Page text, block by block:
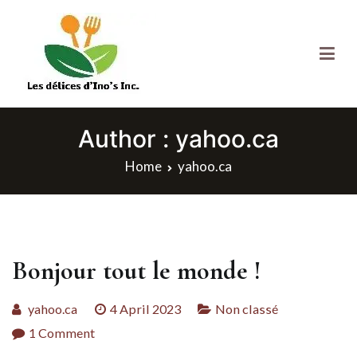
Les Delices d'Ino's
Author : yahoo.ca
Home yahoo.ca
Bonjour tout le monde !
yahoo.ca 4 April 2023
Non classé
1 Commenton